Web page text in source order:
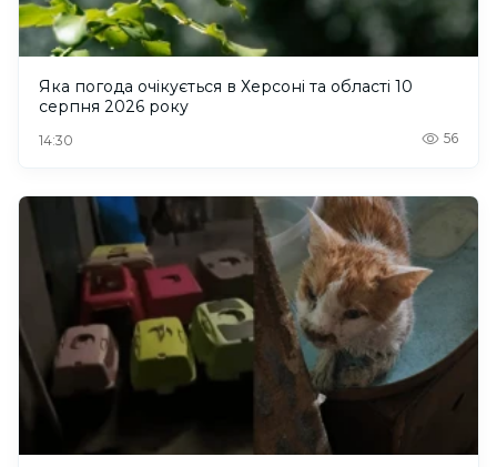
Яка погода очікується в Херсоні та області 10
серпня 2026 року
14:30 56